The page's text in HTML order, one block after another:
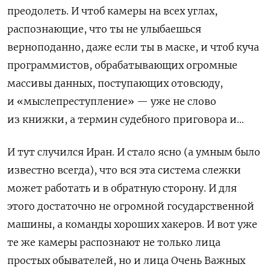
преодолеть. И чтоб камеры на всех углах,
распознающие, что ты не улыбаешься
верноподанно, даже если ты в маске, и чтоб куча
программистов, обрабатывающих огромные
массивы данных, поступающих отовсюду,
и «мыслепреступление» — уже не слово
из книжки, а термин судебного приговора и…
И тут случился Иран. И стало ясно (а умным было
известно всегда), что вся эта система слежки
может работать и в обратную сторону. И для
этого достаточно не огромной государственной
машины, а команды хороших хакеров. И вот уже
те же камеры распознают не только лица
простых обывателей, но и лица Очень Важных